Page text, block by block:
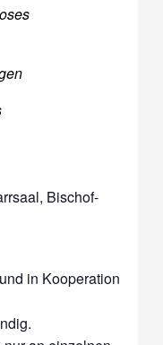
Bischof-
in Kooperation